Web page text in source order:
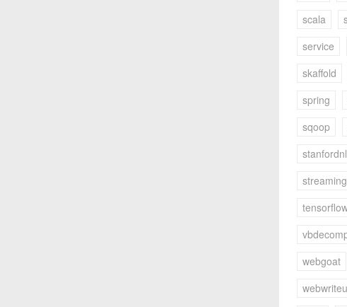
scala
service
skaffold
spring
sqoop
streaming
webgoat